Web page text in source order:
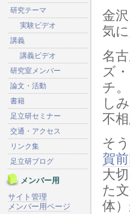
金
気
名
ズ
チ
し
不
そ
賀
大
た
体
研究テーマ
実験ビデオ
講義
講義ビデオ
研究室メンバー
論文・活動
書籍
足立研セミナー
交通・アクセス
リンク集
足立研ブログ
メンバー用
サイト管理
メンバー用ページ